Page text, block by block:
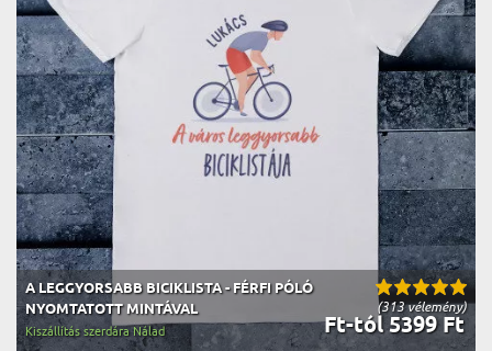
(313 vélemény)
A LEGGYORSABB BICIKLISTA - FÉRFI PÓLÓ
NYOMTATOTT MINTÁVAL
Ft-tól 5399 Ft
Kiszállítás szerdára Nálad